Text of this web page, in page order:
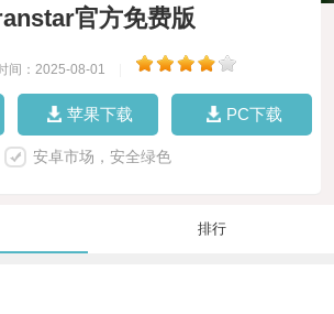
官方免费版
间：2025-08-01
苹果下载 PC下载
安卓市场，安全绿色
排行